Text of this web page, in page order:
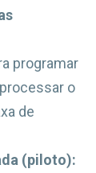
programar
o
de
(piloto):